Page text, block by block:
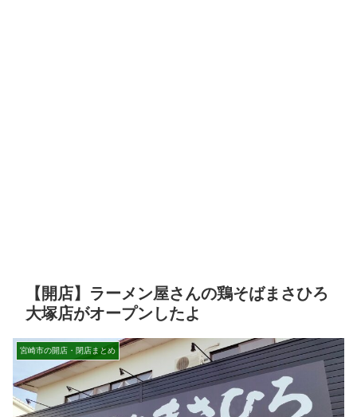
【開店】ラーメン屋さんの鶏そばまさひろ
大塚店がオープンしたよ
宮崎市の開店・閉店まとめ